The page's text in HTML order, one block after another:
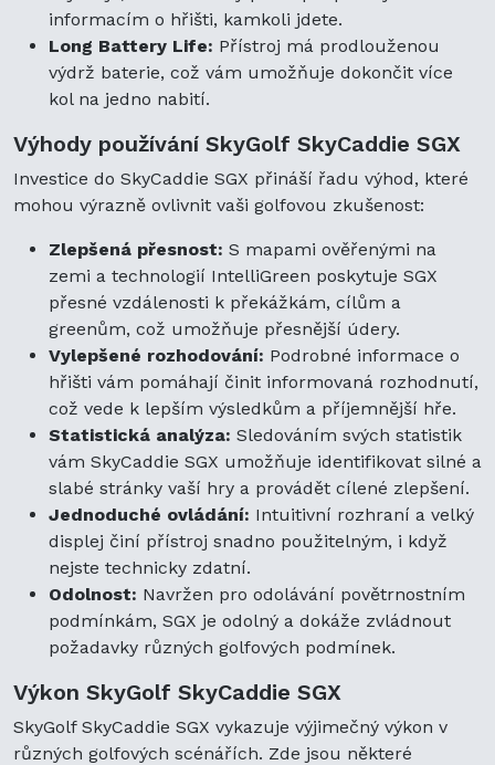
informacím o hřišti, kamkoli jdete.
Long Battery Life: Přístroj má prodlouženou
výdrž baterie, což vám umožňuje dokončit více
kol na jedno nabití.
Výhody používání SkyGolf SkyCaddie SGX
Investice do SkyCaddie SGX přináší řadu výhod, které
mohou výrazně ovlivnit vaši golfovou zkušenost:
Zlepšená přesnost: S mapami ověřenými na
zemi a technologií IntelliGreen poskytuje SGX
přesné vzdálenosti k překážkám, cílům a
greenům, což umožňuje přesnější údery.
Vylepšené rozhodování: Podrobné informace o
hřišti vám pomáhají činit informovaná rozhodnutí,
což vede k lepším výsledkům a příjemnější hře.
Statistická analýza: Sledováním svých statistik
vám SkyCaddie SGX umožňuje identifikovat silné a
slabé stránky vaší hry a provádět cílené zlepšení.
Jednoduché ovládání: Intuitivní rozhraní a velký
displej činí přístroj snadno použitelným, i když
nejste technicky zdatní.
Odolnost: Navržen pro odolávání povětrnostním
podmínkám, SGX je odolný a dokáže zvládnout
požadavky různých golfových podmínek.
Výkon SkyGolf SkyCaddie SGX
SkyGolf SkyCaddie SGX vykazuje výjimečný výkon v
různých golfových scénářích. Zde jsou některé